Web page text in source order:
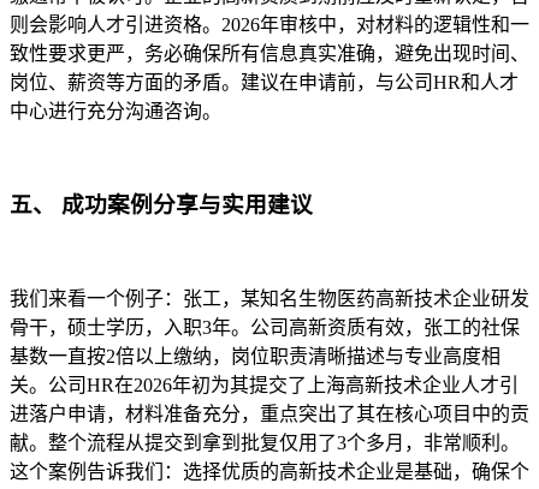
则会影响人才引进资格。2026年审核中，对材料的逻辑性和一
致性要求更严，务必确保所有信息真实准确，避免出现时间、
岗位、薪资等方面的矛盾。建议在申请前，与公司HR和人才
中心进行充分沟通咨询。
五、 成功案例分享与实用建议
我们来看一个例子：张工，某知名生物医药高新技术企业研发
骨干，硕士学历，入职3年。公司高新资质有效，张工的社保
基数一直按2倍以上缴纳，岗位职责清晰描述与专业高度相
关。公司HR在2026年初为其提交了上海高新技术企业人才引
进落户申请，材料准备充分，重点突出了其在核心项目中的贡
献。整个流程从提交到拿到批复仅用了3个多月，非常顺利。
这个案例告诉我们：选择优质的高新技术企业是基础，确保个